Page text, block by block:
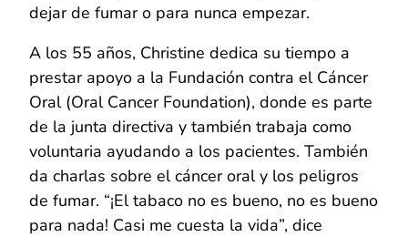
dejar de fumar o para nunca empezar.
A los 55 años, Christine dedica su tiempo a
prestar apoyo a la Fundación contra el Cáncer
Oral (Oral Cancer Foundation), donde es parte
de la junta directiva y también trabaja como
voluntaria ayudando a los pacientes. También
da charlas sobre el cáncer oral y los peligros
de fumar. “¡El tabaco no es bueno, no es bueno
para nada! Casi me cuesta la vida”, dice